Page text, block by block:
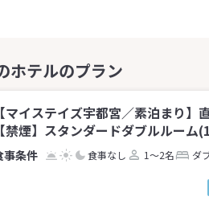
【マイステイズ宇都宮／素泊まり】
【禁煙】スタンダードダブルルーム
食事なし 1～2名 ダ